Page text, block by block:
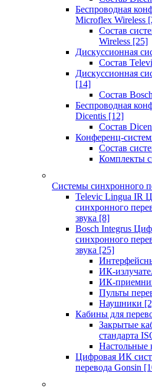
Беспроводная
Microflex Wireless
Состав
Wireless [25]
Дискуссионная
Состав
Дискуссионная
[14]
Состав
Беспроводная
Dicentis [12]
Состав
Конференц-
Состав
Комплекты
Системы синхронного
Televic Lingua IR
синхронного
звука [8]
Bosch Integrus
синхронного
звука [25]
ИК-
ИК-
Пульты
Наушники
Кабины для
Закрытые
стандарта
Настольные
Цифровая ИК
перевода Gonsin